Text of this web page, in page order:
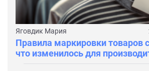
Яговдик Мария
Правила маркировки товаров
что изменилось для